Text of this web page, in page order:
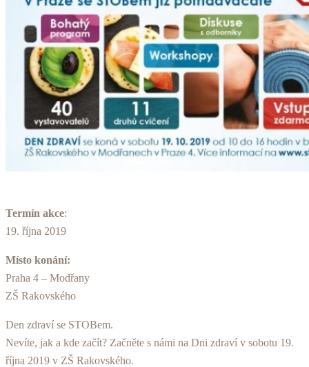
Termín akce:
19. října 2019
Místo konání:
Praha 4 – Modřany
ZŠ Rakovského
Den zdraví se STOBem.
Nevíte, jak a kde začít? Začněte s námi na Dni zdraví v sobotu 19.
října 2019 v ZŠ Rakovského.